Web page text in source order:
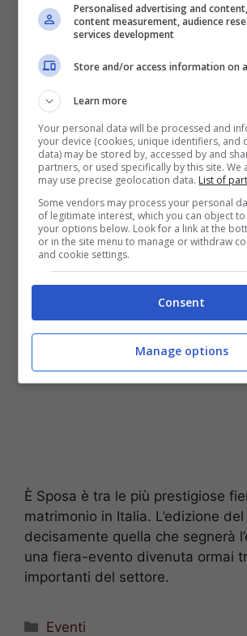
“È la prima volta – spiega il
della kermesse
uomo a fare da testimonial.
meglio il tipo di comunicazione a
Stefano De Martino sarà presente
durante la sfilata del Main
in esclusiva nazionale presenta
linea maschile il giorno 26
È Sposa è tra le più prestigiose
matrimonio in Italia. L’edizione
decisamente quella che segnerà
una fiera-evento divenuta ormai
importanti del settore.
Categorie
Eventi
Personalised advertising and
content measurement, audience
services development
Store and/or access information on
Learn more
Your personal data will be processed and
your device (cookies, unique identifiers, and
data) may be stored by, accessed by and
partners, or used specifically by this site.
may use precise geolocation data. List of
Some vendors may process your personal
of legitimate interest, which you can object
your options below. Look for a link at the
or in the site menu to manage or withdraw
and cookie settings.
Consent
Manage options